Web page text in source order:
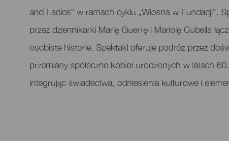
del
evento
and Ladies” w ramach cyklu „Wiosna w Fundacji”.
przez dziennikarki Maríę Guerrę i Mariolę Cubells
osobiste historie. Spektakl oferuje podróż przez
przemiany społeczne kobiet urodzonych w latach
integrując świadectwa, odniesienia kulturowe i